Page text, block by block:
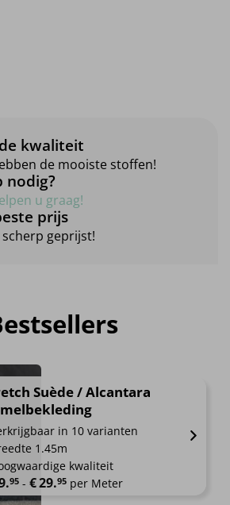
kwaliteit
de mooiste stoffen!
nodig?
u graag!
prijs
geprijst!
Suède / Alcantara
in 10 varianten
1.45m
kwaliteit
95 - €29.95 Prijsklasse: €19.95 tot €29.95
per Meter